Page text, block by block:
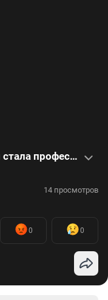
Потеряла руку в пасти акулы и стала профессиональной серфингисткой: видеоистория Бетани Хэмилтон
14 просмотров
0 0